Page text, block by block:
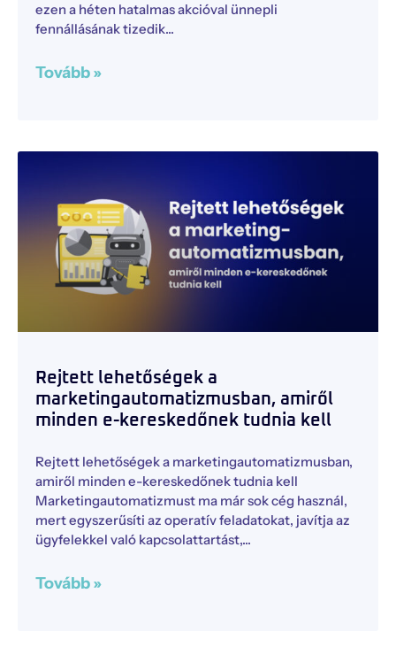
ezen a héten hatalmas akcióval ünnepli
fennállásának tizedik
Tovább »
Rejtett lehetőségek a
marketingautomatizmusban, amiről
minden e-kereskedőnek tudnia kell
Rejtett lehetőségek a marketingautomatizmusban,
amiről minden e-kereskedőnek tudnia kell
Marketingautomatizmust ma már sok cég használ,
mert egyszerűsíti az operatív feladatokat, javítja az
ügyfelekkel való kapcsolattartást,
Tovább »